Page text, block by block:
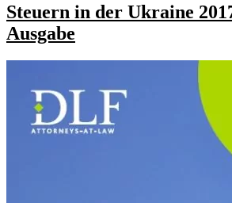
Steuern in der Ukraine
Ausgabe